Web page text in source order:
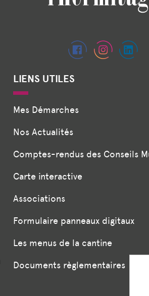
LIENS UTILES
Mes Démarches
Nos Actualités
Comptes-rendus des Conseils
Carte interactive
Associations
Formulaire panneaux digitaux
Les menus de la cantine
Documents règlementaires